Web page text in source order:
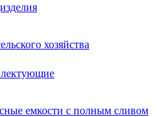
хозяйства
емкости с полным сливом